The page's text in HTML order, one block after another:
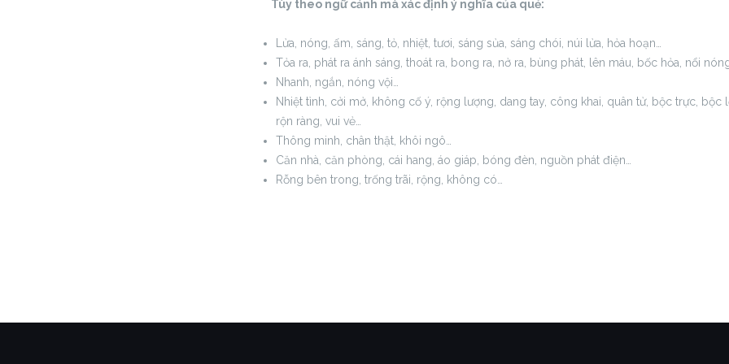
Tùy theo ngữ cảnh mà xác định ý nghĩa của quẻ:
Lửa, nóng, ấm, sáng, tỏ, nhiệt, tươi, sáng sủa, sáng chói, núi lửa, hỏa hoạn…
Tỏa ra, phát ra ánh sáng, thoát ra, bong ra, nở ra, bùng phát, lên máu, bốc hỏa, nổi
Nhanh, ngắn, nóng vội…
Nhiệt tình, cởi mở, không cố ý, rộng lượng, dang tay, công khai, quân tử, bộc trực, bộc
rộn ràng, vui vẻ…
Thông minh, chân thật, khôi ngô…
Căn nhà, căn phòng, cái hang, áo giáp, bóng đèn, nguồn phát điện…
Rỗng bên trong, trống trãi, rộng, không có…